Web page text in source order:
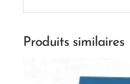
Produits similaires